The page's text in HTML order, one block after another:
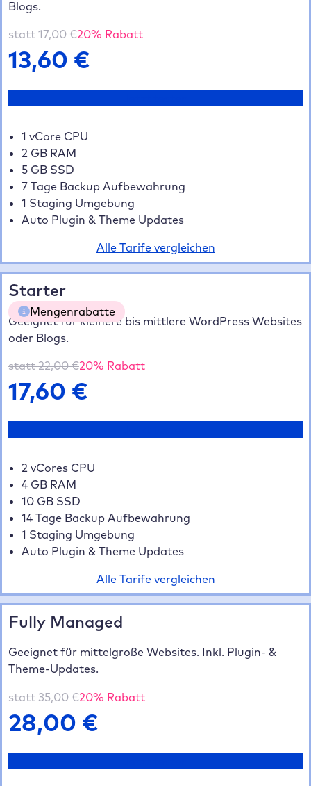
Blogs.
statt17,00€20% Rabatt
13,60 €
1 vCore CPU
2 GB RAM
5 GB SSD
7 Tage Backup Aufbewahrung
1 Staging Umgebung
Auto Plugin & Theme Updates
Alle Tarife vergleichen
Starter
Mengenrabatte
5 Websites
10 Websites35% gespart
Geeignet für kleinere bis mittlere WordPress Websites
oder Blogs.
statt22,00€20% Rabatt
17,60 €
2 vCores CPU
4 GB RAM
10 GB SSD
14 Tage Backup Aufbewahrung
1 Staging Umgebung
Auto Plugin & Theme Updates
Alle Tarife vergleichen
Fully Managed
Geeignet für mittelgroße Websites. Inkl. Plugin- &
Theme-Updates.
statt35,00€20% Rabatt
28,00 €